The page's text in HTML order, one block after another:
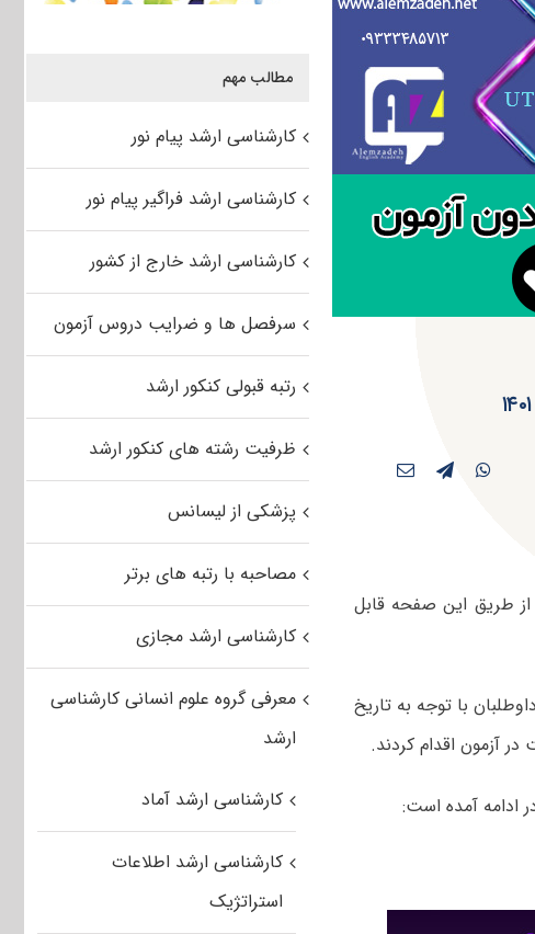
از طریق این صفحه قابل
برگزار شد. داوطلبان با توجه به تاریخ
آزمون اقدام کردند.
ادامه آمده است:
مطالب مهم
کارشناسی ارشد پیام نور
کارشناسی ارشد فراگیر پیام نور
کارشناسی ارشد خارج از کشور
سرفصل ها و ضرایب دروس آزمون
رتبه قبولی کنکور ارشد
ظرفیت رشته های کنکور ارشد
پزشکی از لیسانس
مصاحبه با رتبه های برتر
کارشناسی ارشد مجازی
معرفی گروه علوم انسانی کارشناسی
ارشد
کارشناسی ارشد آماد
کارشناسی ارشد اطلاعات
استراتژیک